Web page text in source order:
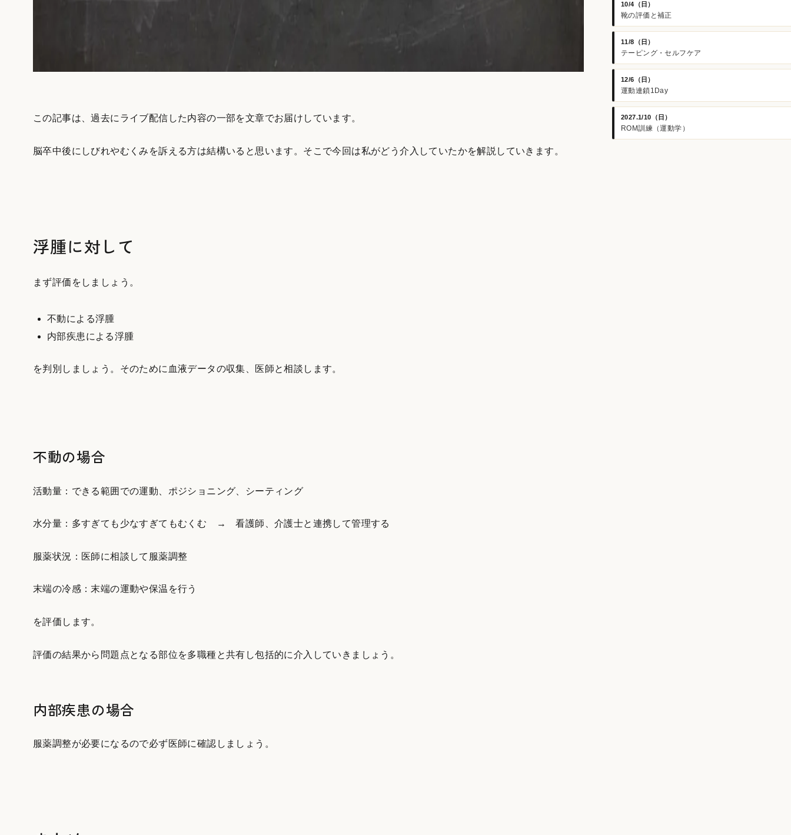
この記事は、過去にライブ配信した内容の一部を文章でお届けしています。
脳卒中後にしびれやむくみを訴える方は結構いると思います。そこで今回は私がどう介入していたかを解説していきます。
浮腫に対して
まず評価をしましょう。
不動による浮腫
内部疾患による浮腫
を判別しましょう。そのために血液データの収集、医師と相談します。
不動の場合
活動量：できる範囲での運動、ポジショニング、シーティング
水分量：多すぎても少なすぎてもむくむ → 看護師、介護士と連携して管理する
服薬状況：医師に相談して服薬調整
末端の冷感：末端の運動や保温を行う
を評価します。
評価の結果から問題点となる部位を多職種と共有し包括的に介入していきましょう。
内部疾患の場合
服薬調整が必要になるので必ず医師に確認しましょう。
10/4（日）
靴の評価と補正
11/8（日）
テーピング・セルフケア
12/6（日）
運動連鎖1Day
2027.1/10（日）
ROM訓練（運動学）